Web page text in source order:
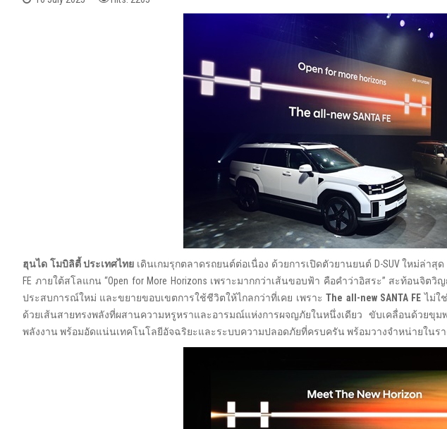
ฮุนได โมบิลิตี้ ประเทศไทย เดินเกมรุกตลาดรถยนต์ต่อเนื่อง ด้วยการเปิดตัวยานยนต์ D-SUV ใหม่ล่าสุด
FE ภายใต้สโลแกน “Open for More Horizons เพราะมากกว่าเส้นขอบฟ้า คือคำว่าอิสระ” สะท้อน
ประสบการณ์ใหม่ และขยายขอบเขตการใช้ชีวิตให้ไกลกว่าที่เคย เพราะThe all-new SANTA FEไม่ใ
ด้วยเส้นสายทรงพลังที่ผสานความหรูหราและอารมณ์แห่งการผจญภัยในหนึ่งเดียว ขับเคลื่อนด้วยขุ
พลังงาน พร้อมอัดแน่นเทคโนโลยีอัจฉริยะและระบบความปลอดภัยที่ครบครัน พร้อมวางจำหน่ายในรา